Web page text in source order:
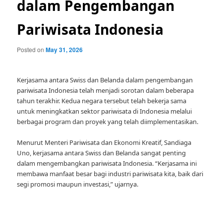
dalam Pengembangan
Pariwisata Indonesia
Posted onMay 31, 2026
Kerjasama antara Swiss dan Belanda dalam pengembangan
pariwisata Indonesia telah menjadi sorotan dalam beberapa
tahun terakhir. Kedua negara tersebut telah bekerja sama
untuk meningkatkan sektor pariwisata di Indonesia melalui
berbagai program dan proyek yang telah diimplementasikan.
Menurut Menteri Pariwisata dan Ekonomi Kreatif, Sandiaga
Uno, kerjasama antara Swiss dan Belanda sangat penting
dalam mengembangkan pariwisata Indonesia. “Kerjasama ini
membawa manfaat besar bagi industri pariwisata kita, baik dari
segi promosi maupun investasi,” ujarnya.